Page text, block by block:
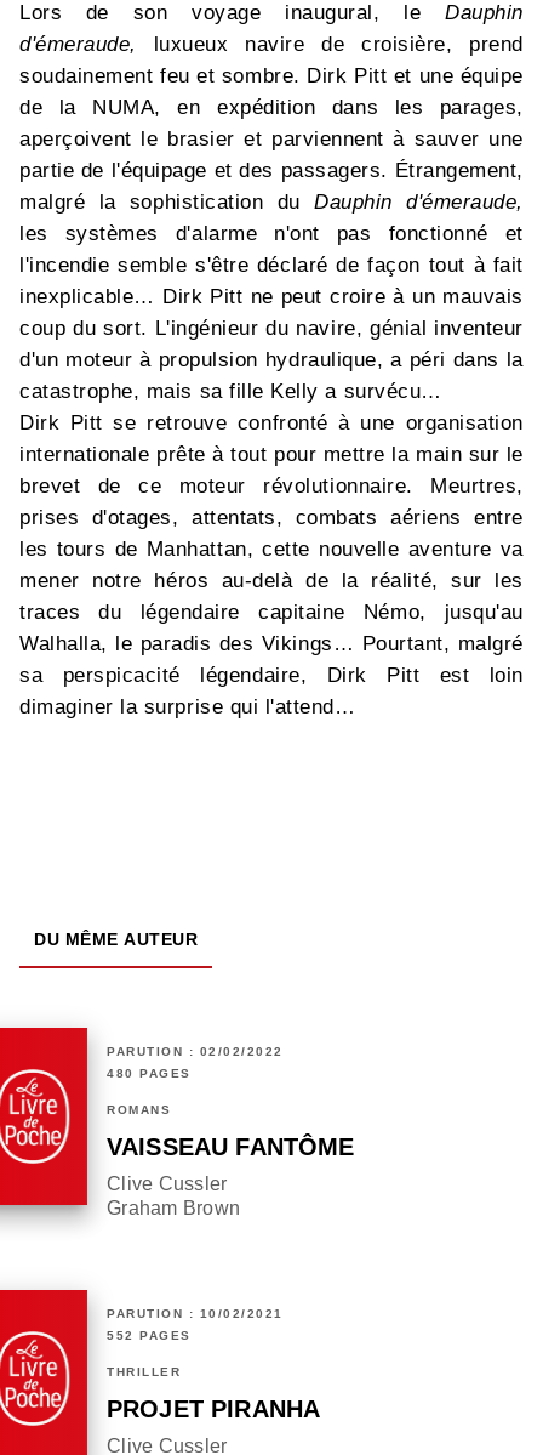
Lors de son voyage inaugural, leDauphin
d'émeraude,
luxueux navire de croisière, prend
soudainement feu et sombre. Dirk Pitt et une équipe
de la NUMA, en expédition dans les parages,
aperçoivent le brasier et parviennent à sauver une
partie de l'équipage et des passagers. Étrangement,
malgré la sophistication duDauphin d'émeraude,
les systèmes d'alarme n'ont pas fonctionné et
l'incendie semble s'être déclaré de façon tout à fait
inexplicable… Dirk Pitt ne peut croire à un mauvais
coup du sort. L'ingénieur du navire, génial inventeur
d'un moteur à propulsion hydraulique, a péri dans la
catastrophe, mais sa fille Kelly a survécu…
Dirk Pitt se retrouve confronté à une organisation
internationale prête à tout pour mettre la main sur le
brevet de ce moteur révolutionnaire. Meurtres,
prises d'otages, attentats, combats aériens entre
les tours de Manhattan, cette nouvelle aventure va
mener notre héros au-delà de la réalité, sur les
traces du légendaire capitaine Némo, jusqu'au
Walhalla, le paradis des Vikings… Pourtant, malgré
sa perspicacité légendaire, Dirk Pitt est loin
dimaginer la surprise qui l'attend…
DU MÊME AUTEUR
PARUTION : 02/02/2022
480 PAGES
ROMANS
VAISSEAU FANTÔME
Clive Cussler
Graham Brown
PARUTION : 10/02/2021
552 PAGES
THRILLER
PROJET PIRANHA
Clive Cussler